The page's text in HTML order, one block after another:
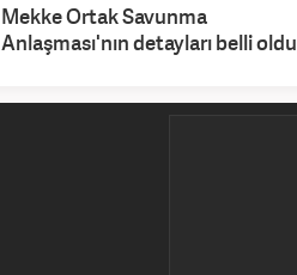
Mekke Ortak Savunma
Anlaşması'nın detayları belli oldu